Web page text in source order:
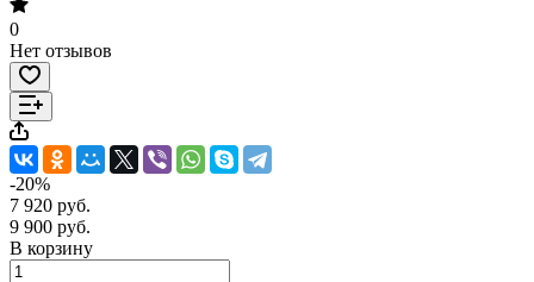
0
Нет отзывов
-20%
7 920 руб.
9 900 руб.
В корзину